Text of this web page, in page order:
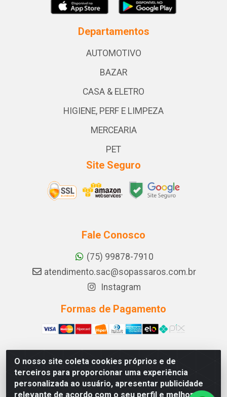
O nosso site coleta cookies próprios e de
terceiros para proporcionar uma experiência
personalizada ao usuário, apresentar publicidade
relevante de acordo com o seu perfil e melhorar a
Departamentos
AUTOMOTIVO
BAZAR
CASA & ELETRO
HIGIENE, PERF E LIMPEZA
MERCEARIA
PET
Site Seguro
Fale Conosco
(75) 99878-7910
atendimento.sac@sopassaros.com.br
Instagram
Formas de Pagamento
A PINA DOS SANTOS DELEZZOTTE LTDA - RODOVIA BA
233, 27 - ZONA RURAL, ITABERABA/BA - CEP 46.880-
000 - CNPJ 30.578.948/0001-90